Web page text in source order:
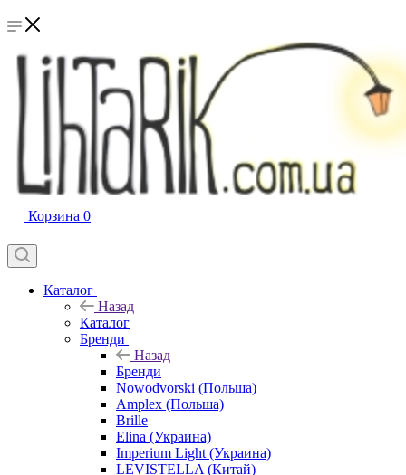
Корзина 0
Каталог
Назад
Каталог
Бренди
Назад
Бренди
Nowodvorski (Польша)
Amplex (Польша)
Brille
Elina (Украина)
Imperium Light (Украина)
LEVISTELLA (Китай)